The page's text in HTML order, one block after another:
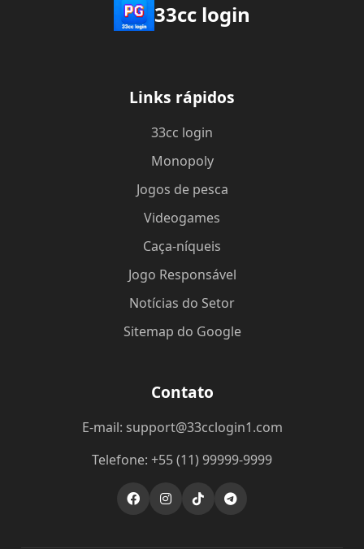
33cc login
Links rápidos
33cc login
Monopoly
Jogos de pesca
Videogames
Caça-níqueis
Jogo Responsável
Notícias do Setor
Sitemap do Google
Contato
E-mail: support@33cclogin1.com
Telefone: +55 (11) 99999-9999